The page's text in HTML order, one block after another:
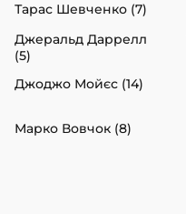
Тарас Шевченко (7)
Джеральд Даррелл
(5)
Джоджо Мойєс (14)
Марко Вовчок (8)